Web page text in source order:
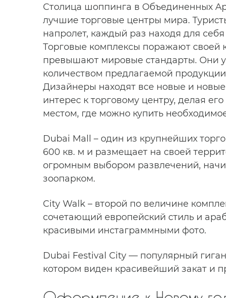
Столица шоппинга в Объединенных
лучшие торговые центры мира.
напролет, каждый раз находя для
Торговые комплексы поражают своей
превышают мировые стандарты. Они
количеством предлагаемой
Дизайнеры находят все новые и
интерес к торговому центру, делая
местом, где можно купить
Dubai Mall – один из крупнейших
600 кв. м и размещает на своей
огромным выбором развлечений,
зоопарком.
City Walk – второй по величине
сочетающий европейский стиль и
красивыми инстаграммными фото.
Dubai Festival City — популярный
котором виден красивейший закат и